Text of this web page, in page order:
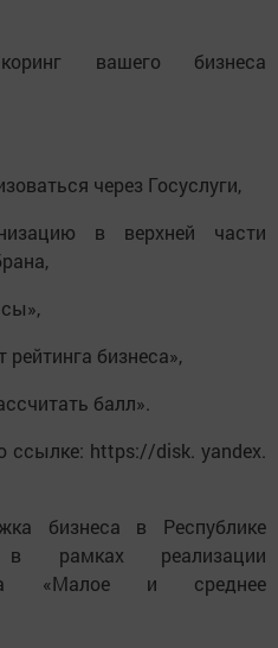
вашего бизнеса
через Госуслуги,
в верхней части
бизнеса»,
балл».
ссылке: https://disk. yandex.
бизнеса в Республике
в рамках реализации
«Малое и среднее